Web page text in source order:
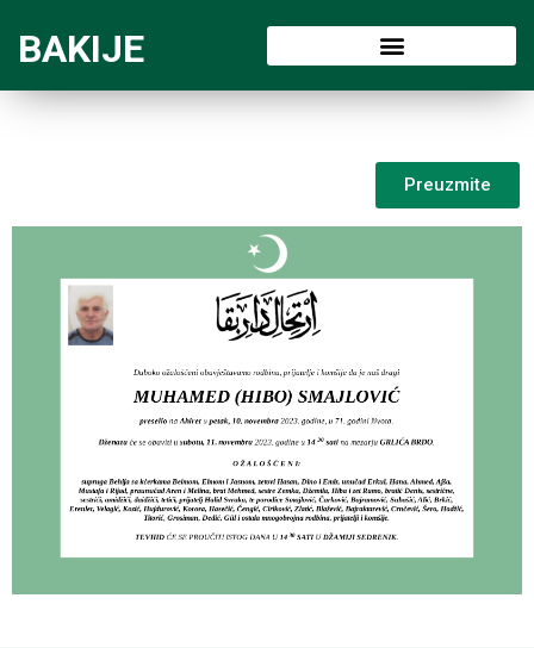
BAKIJE
Preuzmite